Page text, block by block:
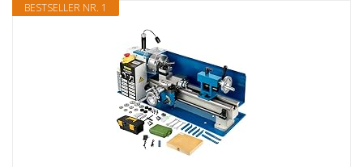
BESTSELLER NR. 1